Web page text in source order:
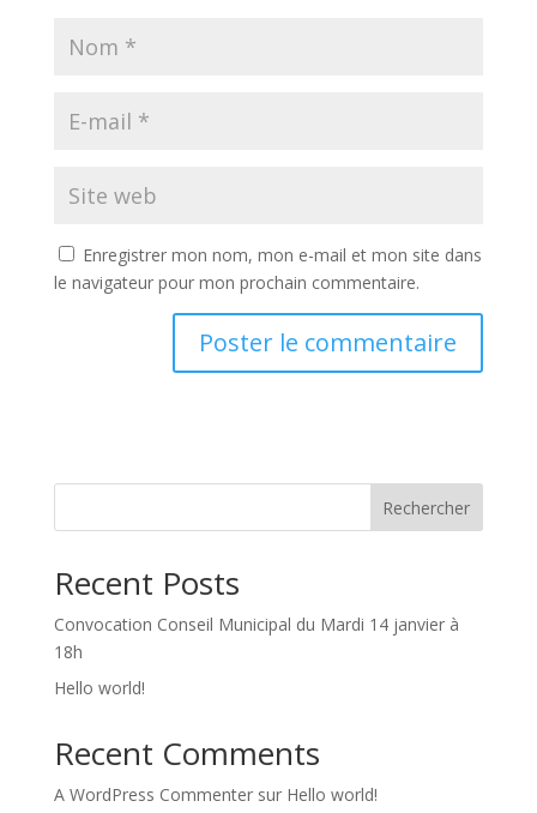
Enregistrer mon nom, mon e-mail et mon site dans
le navigateur pour mon prochain commentaire.
Rechercher
Recent Posts
Convocation Conseil Municipal du Mardi 14 janvier à
18h
Hello world!
Recent Comments
A WordPress Commentersur Hello world!